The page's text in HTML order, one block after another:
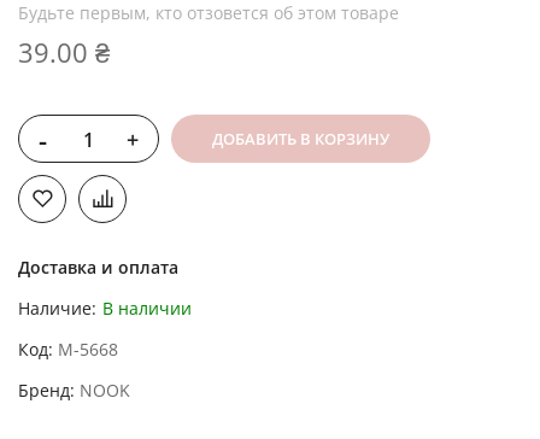
Будьте первым, кто отзовется об этом товаре
39.00 ₴
- + ДОБАВИТЬ В КОРЗИНУ
Доставка и оплата
Наличие: В наличии
Код M-5668
Бренд NOOK